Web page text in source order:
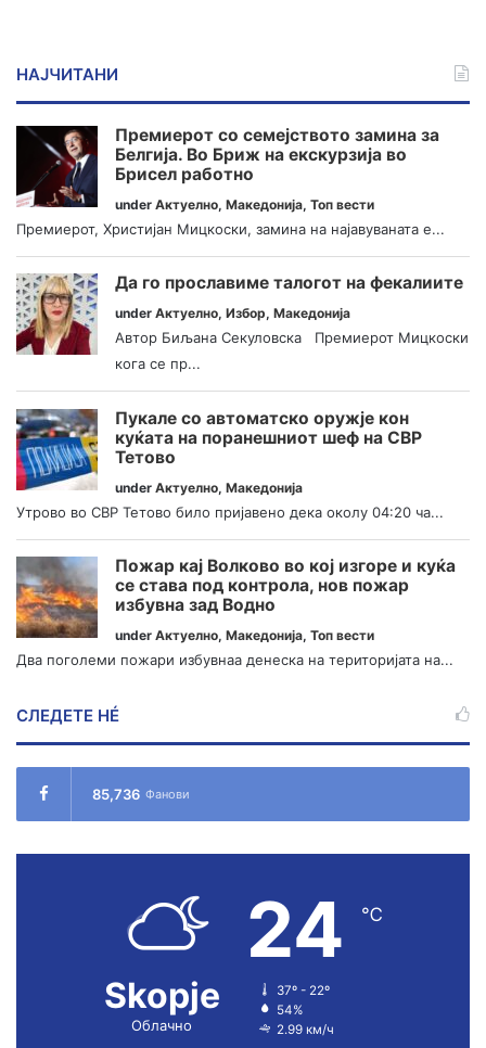
НАЈЧИТАНИ
Премиерот со семејството замина за
Белгија. Во Бриж на екскурзија во
Брисел работно
under Актуелно, Македонија, Топ вести
Премиерот, Христијан Мицкоски, замина на најавуваната е...
Да го прославиме талогот на фекалиите
under Актуелно, Избор, Македонија
Автор Биљана Секуловска Премиерот Мицкоски
кога се пр...
Пукале со автоматско оружје кон
куќата на поранешниот шеф на СВР
Тетово
under Актуелно, Македонија
Утрово во СВР Тетово било пријавено дека околу 04:20 ча...
Пожар кај Волково во кој изгоре и куќа
се става под контрола, нов пожар
избувна зад Водно
under Актуелно, Македонија, Топ вести
Два поголеми пожари избувнаа денеска на територијата на...
СЛЕДЕТЕ НÉ
85,736 Фанови
Skopje
Облачно
24 ℃
37º - 22º
54%
2.99 км/ч